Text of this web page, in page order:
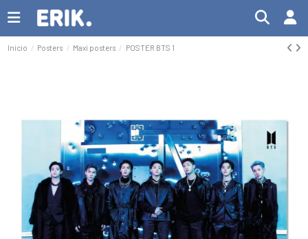
Inicio Posters Maxi posters POSTER BTS 1